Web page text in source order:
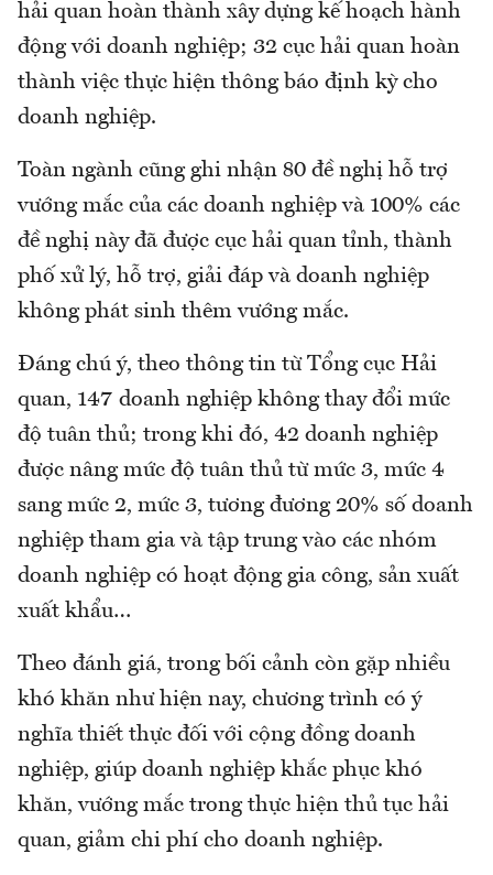
hải quan hoàn thành xây dựng kế hoạch hành
động với doanh nghiệp; 32 cục hải quan hoàn
thành việc thực hiện thông báo định kỳ cho
doanh nghiệp.
Toàn ngành cũng ghi nhận 80 đề nghị hỗ trợ
vướng mắc của các doanh nghiệp và 100% các
đề nghị này đã được cục hải quan tỉnh, thành
phố xử lý, hỗ trợ, giải đáp và doanh nghiệp
không phát sinh thêm vướng mắc.
Đáng chú ý, theo thông tin từ Tổng cục Hải
quan, 147 doanh nghiệp không thay đổi mức
độ tuân thủ; trong khi đó, 42 doanh nghiệp
được nâng mức độ tuân thủ từ mức 3, mức 4
sang mức 2, mức 3, tương đương 20% số doanh
nghiệp tham gia và tập trung vào các nhóm
doanh nghiệp có hoạt động gia công, sản xuất
xuất khẩu…
Theo đánh giá, trong bối cảnh còn gặp nhiều
khó khăn như hiện nay, chương trình có ý
nghĩa thiết thực đối với cộng đồng doanh
nghiệp, giúp doanh nghiệp khắc phục khó
khăn, vướng mắc trong thực hiện thủ tục hải
quan, giảm chi phí cho doanh nghiệp.